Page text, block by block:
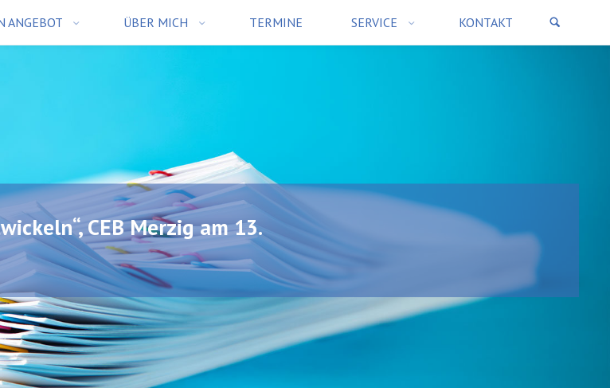
ANGEBOT ÜBER MICH TERMINE SERVICE KONTAKT
CEB Merzig am 13.